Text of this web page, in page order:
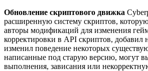
Обновление скриптового движка
расширенную систему скриптов,
авторы модификаций для изменения
корректировки в API скриптов,
изменил поведение некоторых
написанные под старую версию, могут
выполнения, зависания или